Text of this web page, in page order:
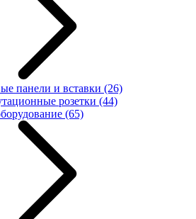
панели и вставки (26)
розетки (44)
(65)